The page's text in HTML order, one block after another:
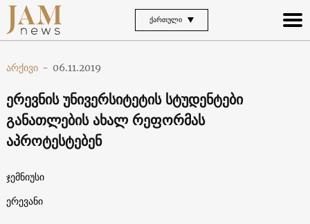
ᲥᲐᲠᲗᲣᲚᲘ
არქივი - 06.11.2019
ერევნის უნივერსიტეტის სტუდენტები
განათლების ახალ რეფორმას
აპროტესტებენ
ჯემნიუსი
ერევანი